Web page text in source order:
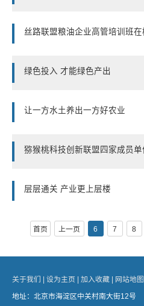
丝路联盟粮油企业高管培训班在
绿色投入 才能绿色产出
让一方水土养出一方好农业
层层通关 产业更上层楼
首页 上一页 6 7 8
关于我们 | 设为主页 | 加入收藏 |
网站地图
地址：北京市海淀区中关村南大街12号